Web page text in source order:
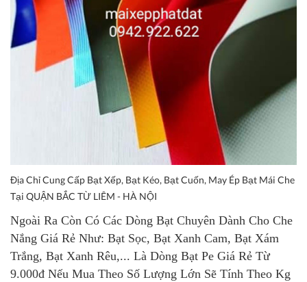
Địa Chỉ Cung Cấp Bạt Xếp, Bạt Kéo, Bạt Cuốn, May Ép Bạt Mái Che
Tại QUẬN BẮC TỪ LIÊM - HÀ NỘI
Ngoài Ra Còn Có Các Dòng Bạt Chuyên Dành Cho Che
Nắng Giá Rẻ Như: Bạt Sọc, Bạt Xanh Cam, Bạt Xám
Trắng, Bạt Xanh Rêu,... Là Dòng Bạt Pe Giá Rẻ Từ
9.000đ Nếu Mua Theo Số Lượng Lớn Sẽ Tính Theo Kg